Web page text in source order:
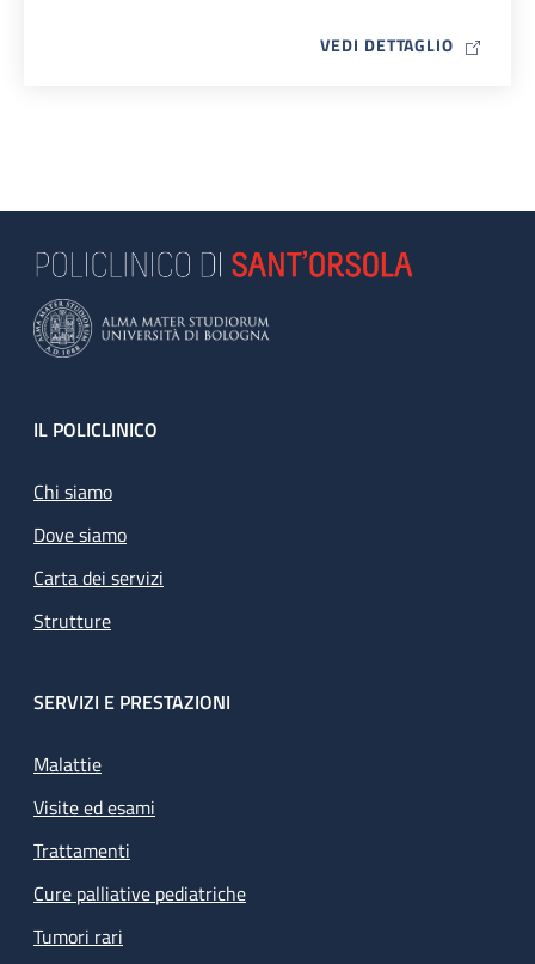
VEDI DETTAGLIO MAP ICON
Footer
IL POLICLINICO
Chi siamo
Dove siamo
Carta dei servizi
Strutture
SERVIZI E PRESTAZIONI
Malattie
Visite ed esami
Trattamenti
Cure palliative pediatriche
Tumori rari